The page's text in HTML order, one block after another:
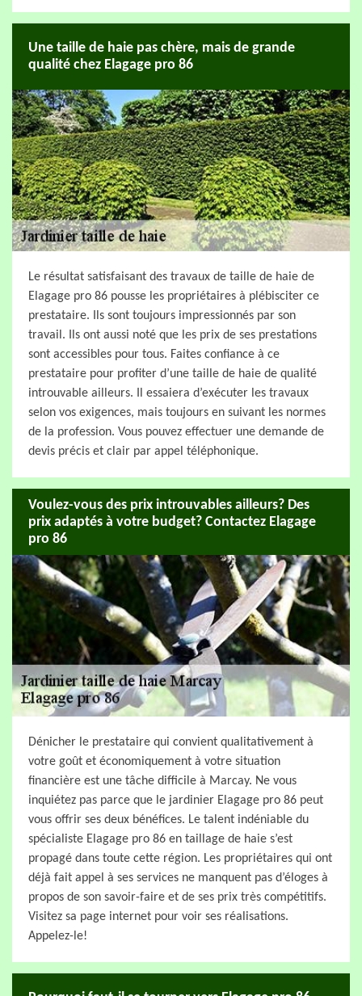
Une taille de haie pas chère, mais de grande
qualité chez Elagage pro 86
Le résultat satisfaisant des travaux de taille de haie de
Elagage pro 86 pousse les propriétaires à plébisciter ce
prestataire. Ils sont toujours impressionnés par son
travail. Ils ont aussi noté que les prix de ses prestations
sont accessibles pour tous. Faites confiance à ce
prestataire pour profiter d’une taille de haie de qualité
introuvable ailleurs. Il essaiera d’exécuter les travaux
selon vos exigences, mais toujours en suivant les normes
de la profession. Vous pouvez effectuer une demande de
devis précis et clair par appel téléphonique.
Voulez-vous des prix introuvables ailleurs? Des
prix adaptés à votre budget? Contactez Elagage
pro 86
Dénicher le prestataire qui convient qualitativement à
votre goût et économiquement à votre situation
financière est une tâche difficile à Marcay. Ne vous
inquiétez pas parce que le jardinier Elagage pro 86 peut
vous offrir ses deux bénéfices. Le talent indéniable du
spécialiste Elagage pro 86 en taillage de haie s’est
propagé dans toute cette région. Les propriétaires qui ont
déjà fait appel à ses services ne manquent pas d’éloges à
propos de son savoir-faire et de ses prix très compétitifs.
Visitez sa page internet pour voir ses réalisations.
Appelez-le!